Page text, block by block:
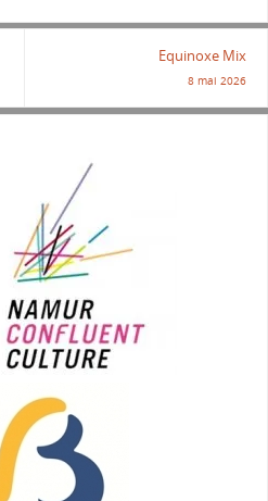
Equinoxe Mix
8 mai 2026